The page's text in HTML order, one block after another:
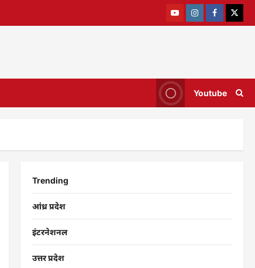
Youtube
Trending
आंध्र प्रदेश
इंटरनेशनल
उत्तर प्रदेश